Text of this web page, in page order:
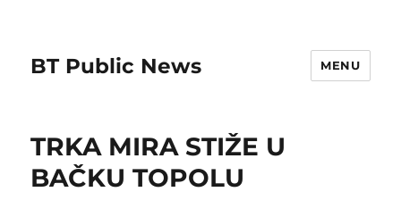
BT Public News MENU
TRKA MIRA STIŽE U
BAČKU TOPOLU